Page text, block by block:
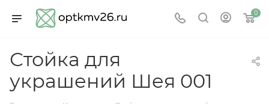
0
Стойка для
украшений Шея 001